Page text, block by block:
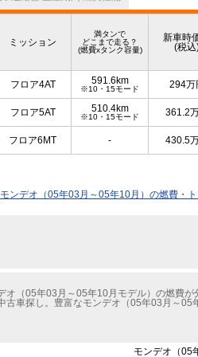
ミッション
満タンで
どこまで走る？
(燃費xタンク容量)
新車時
(税込
フロア4AT 591.6km
※10・15モード 294万
フロア5AT 510.4km
※10・15モード 361.2
フロア6MT - 430.5
モンデオ（05年03月～05年10月）の燃費・
（05年03月～05年10月モデル）の燃費が
車探し。豊富なモンデオ（05年03月～
モンデオ（05